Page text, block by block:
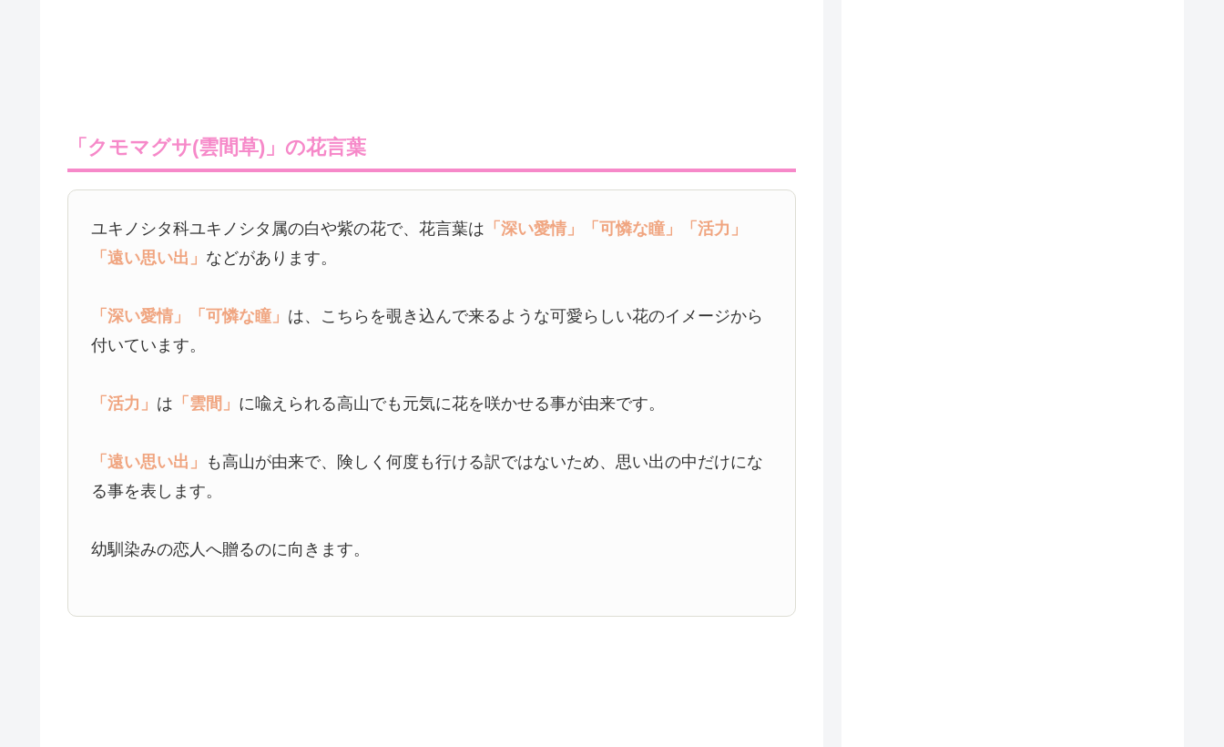
「クモマグサ(雲間草)」の花言葉
ユキノシタ科ユキノシタ属の白や紫の花で、花言葉は 「深い愛情」 「可憐な瞳」
「活力」
「遠い思い出」 などがあります。
「深い愛情」 「可憐な瞳」 は、こちらを覗き込んで来るような可愛らしい花のイメージから
付いています。
「活力」 は 「雲間」 に喩えられる高山でも元気に花を咲かせる事が由来です。
「遠い思い出」
も高山が由来で、険しく何度も行ける訳ではないため、思い出の中だけにな
る事を表します。
幼馴染みの恋人へ贈るのに向きます。